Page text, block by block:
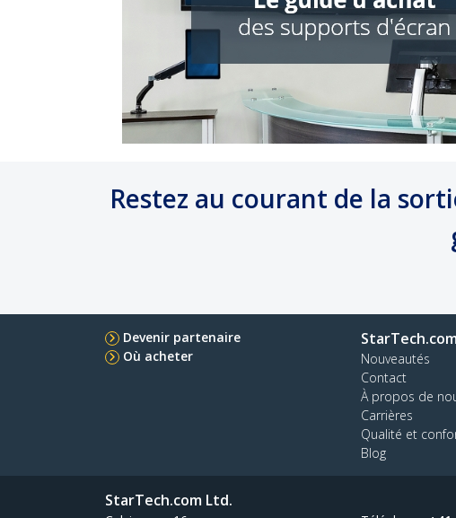
Restez au courant de la
Devenir partenaire
Où acheter
StarTech.com
Nouveautés
Contact
À propos de
Carrières
Qualité et
Blog
StarTech.com Ltd.